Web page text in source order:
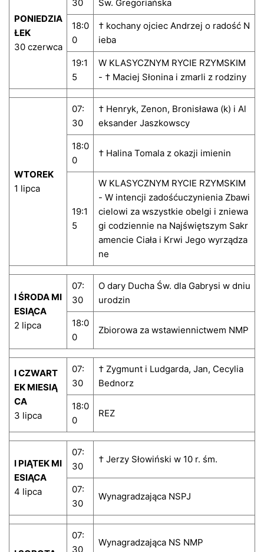
PONIEDZIA
ŁEK
30 czerwca
30
Św. Gregoriańska
18:0
0
† kochany ojciec Andrzej o radość N
ieba
19:1
5
W KLASYCZNYM RYCIE RZYMSKIM
- † Maciej Słonina i zmarli z rodziny
WTOREK
1 lipca
07:
30
† Henryk, Zenon, Bronisława (k) i Al
eksander Jaszkowscy
18:0
0
† Halina Tomala z okazji imienin
19:1
5
W KLASYCZNYM RYCIE RZYMSKIM
- W intencji zadośćuczynienia Zbawi
cielowi za wszystkie obelgi i zniewa
gi codziennie na Najświętszym Sakr
amencie Ciała i Krwi Jego wyrządza
ne
I ŚRODA MI
ESIĄCA
2 lipca
07:
30
O dary Ducha Św. dla Gabrysi w dniu
urodzin
18:0
0
Zbiorowa za wstawiennictwem NMP
I CZWART
EK MIESIĄ
CA
3 lipca
07:
30
† Zygmunt i Ludgarda, Jan, Cecylia
Bednorz
18:0
0
REZ
I PIĄTEK MI
ESIĄCA
4 lipca
07:
30
† Jerzy Słowiński w 10 r. śm.
07:
30
Wynagradzająca NSPJ
07:
30
Wynagradzająca NS NMP